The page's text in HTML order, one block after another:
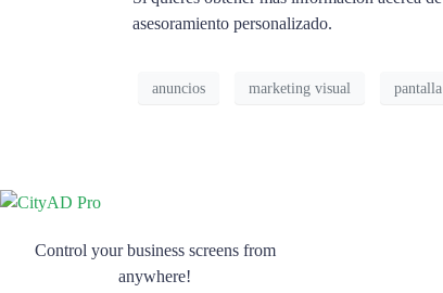
asesoramiento personalizado.
anuncios marketing visual
Control your business screens from
anywhere!